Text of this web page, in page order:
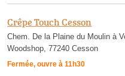
Crêpe Touch Cesson
Chem. De la Plaine du Moulin à
Woodshop, 77240 Cesson
Fermée, ouvre à 11h30